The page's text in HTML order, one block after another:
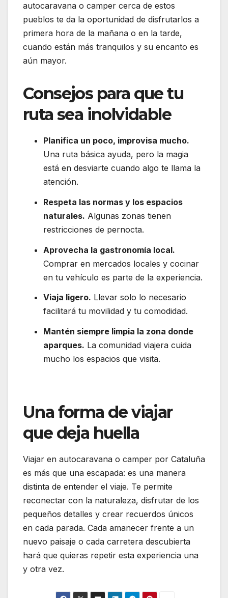
autocaravana o camper cerca de estos
pueblos te da la oportunidad de disfrutarlos a
primera hora de la mañana o en la tarde,
cuando están más tranquilos y su encanto es
aún mayor.
Consejos para que tu
ruta sea inolvidable
Planifica un poco, improvisa mucho.
Una ruta básica ayuda, pero la magia
está en desviarte cuando algo te llama la
atención.
Respeta las normas y los espacios
naturales. Algunas zonas tienen
restricciones de pernocta.
Aprovecha la gastronomía local.
Comprar en mercados locales y cocinar
en tu vehículo es parte de la experiencia.
Viaja ligero. Llevar solo lo necesario
facilitará tu movilidad y tu comodidad.
Mantén siempre limpia la zona donde
aparques. La comunidad viajera cuida
mucho los espacios que visita.
Una forma de viajar
que deja huella
Viajar en autocaravana o camper por Cataluña
es más que una escapada: es una manera
distinta de entender el viaje. Te permite
reconectar con la naturaleza, disfrutar de los
pequeños detalles y crear recuerdos únicos
en cada parada. Cada amanecer frente a un
nuevo paisaje o cada carretera descubierta
hará que quieras repetir esta experiencia una
y otra vez.